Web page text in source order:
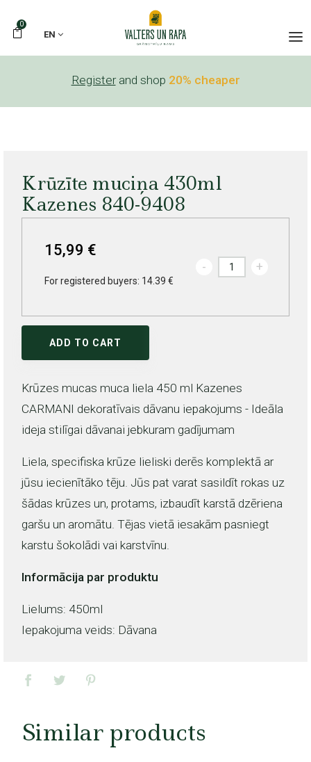
0
EN
Register and shop 20% cheaper
Krūzīte muciņa 430ml
Kazenes 840-9408
15,99 €
For registered buyers: 14.39 €
- +
ADD TO CART
Krūzes mucas muca liela 450 ml Kazenes
CARMANI dekoratīvais dāvanu iepakojums - Ideāla
ideja stilīgai dāvanai jebkuram gadījumam
Liela, specifiska krūze lieliski derēs komplektā ar
jūsu iecienītāko tēju. Jūs pat varat sasildīt rokas uz
šādas krūzes un, protams, izbaudīt karstā dzēriena
garšu un aromātu. Tējas vietā iesakām pasniegt
karstu šokolādi vai karstvīnu.
Informācija par produktu
Lielums: 450ml
Iepakojuma veids: Dāvana
Similar products